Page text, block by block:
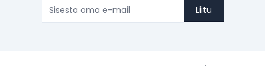
Liitu